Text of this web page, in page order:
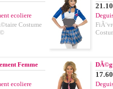
ecoliere
Costume
Femme
ecoliere